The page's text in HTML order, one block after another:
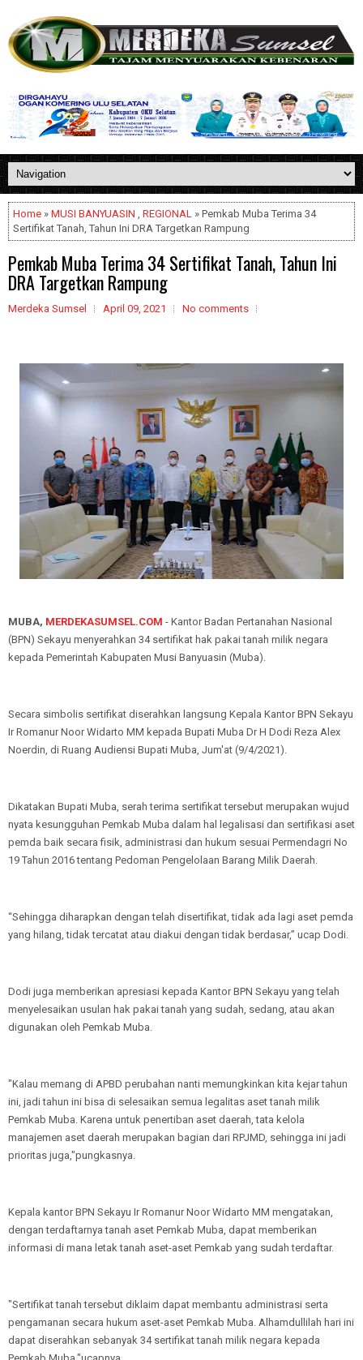
Home » MUSI BANYUASIN , REGIONAL » Pemkab Muba Terima 34
Sertifikat Tanah, Tahun Ini DRA Targetkan Rampung
Pemkab Muba Terima 34 Sertifikat Tanah, Tahun Ini
DRA Targetkan Rampung
Merdeka Sumsel April 09, 2021 No comments
MUBA, MERDEKASUMSEL.COM - Kantor Badan Pertanahan Nasional
(BPN) Sekayu menyerahkan 34 sertifikat hak pakai tanah milik negara
kepada Pemerintah Kabupaten Musi Banyuasin (Muba).
Secara simbolis sertifikat diserahkan langsung Kepala Kantor BPN Sekayu
Ir Romanur Noor Widarto MM kepada Bupati Muba Dr H Dodi Reza Alex
Noerdin, di Ruang Audiensi Bupati Muba, Jum'at (9/4/2021).
Dikatakan Bupati Muba, serah terima sertifikat tersebut merupakan wujud
nyata kesungguhan Pemkab Muba dalam hal legalisasi dan sertifikasi aset
pemda baik secara fisik, administrasi dan hukum sesuai Permendagri No
19 Tahun 2016 tentang Pedoman Pengelolaan Barang Milik Daerah.
“Sehingga diharapkan dengan telah disertifikat, tidak ada lagi aset pemda
yang hilang, tidak tercatat atau diakui dengan tidak berdasar,” ucap Dodi.
Dodi juga memberikan apresiasi kepada Kantor BPN Sekayu yang telah
menyelesaikan usulan hak pakai tanah yang sudah, sedang, atau akan
digunakan oleh Pemkab Muba.
"Kalau memang di APBD perubahan nanti memungkinkan kita kejar tahun
ini, jadi tahun ini bisa di selesaikan semua legalitas aset tanah milik
Pemkab Muba. Karena untuk penertiban aset daerah, tata kelola
manajemen aset daerah merupakan bagian dari RPJMD, sehingga ini jadi
prioritas juga,"pungkasnya.
Kepala kantor BPN Sekayu Ir Romanur Noor Widarto MM mengatakan,
dengan terdaftarnya tanah aset Pemkab Muba, dapat memberikan
informasi di mana letak tanah aset-aset Pemkab yang sudah terdaftar.
"Sertifikat tanah tersebut diklaim dapat membantu administrasi serta
pengamanan secara hukum aset-aset Pemkab Muba. Alhamdullilah hari ini
dapat diserahkan sebanyak 34 sertifikat tanah milik negara kepada